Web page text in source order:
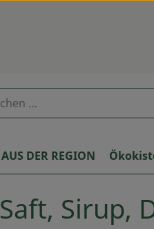
AUS DER REGION
Saft, Sirup,